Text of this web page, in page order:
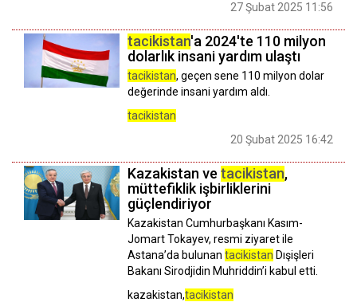
27 Şubat 2025 11:56
tacikistan'a 2024'te 110 milyon
dolarlık insani yardım ulaştı
tacikistan, geçen sene 110 milyon dolar
değerinde insani yardım aldı.
tacikistan
20 Şubat 2025 16:42
Kazakistan ve tacikistan,
müttefiklik işbirliklerini
güçlendiriyor
Kazakistan Cumhurbaşkanı Kasım-
Jomart Tokayev, resmi ziyaret ile
Astana’da bulunan tacikistan Dışişleri
Bakanı Sirodjidin Muhriddin’i kabul etti.
kazakistan,tacikistan